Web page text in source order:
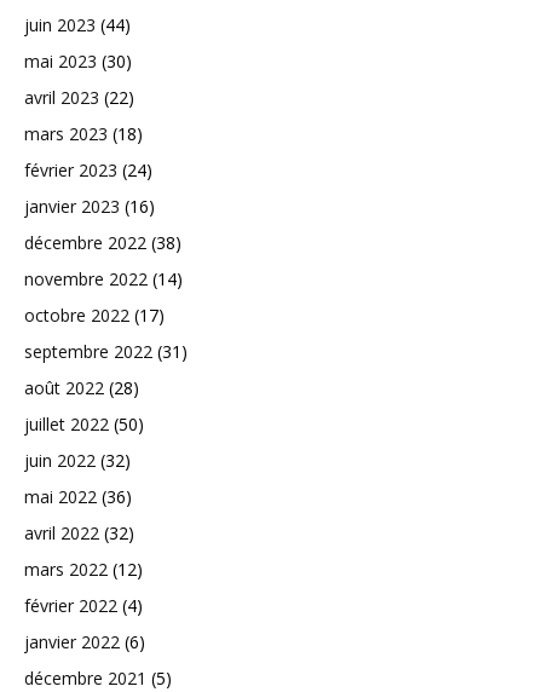
juin 2023 (44)
mai 2023 (30)
avril 2023 (22)
mars 2023 (18)
février 2023 (24)
janvier 2023 (16)
décembre 2022 (38)
novembre 2022 (14)
octobre 2022 (17)
septembre 2022 (31)
août 2022 (28)
juillet 2022 (50)
juin 2022 (32)
mai 2022 (36)
avril 2022 (32)
mars 2022 (12)
février 2022 (4)
janvier 2022 (6)
décembre 2021 (5)